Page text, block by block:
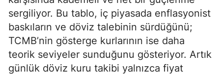
sergiliyor. Bu tablo, iç piyasada enflasyonist
baskıların ve döviz talebinin sürdüğünü;
TCMB’nin gösterge kurlarının ise daha
teorik seviyeler sunduğunu gösteriyor. Artık
günlük döviz kuru takibi yalnızca fiyat